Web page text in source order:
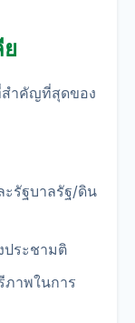
สำคัญที่สุดของ
ะรัฐบาลรัฐ/ดิน
ประชามติ
ภาพในการ